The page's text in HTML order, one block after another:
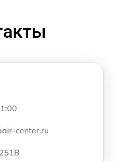
center.ru